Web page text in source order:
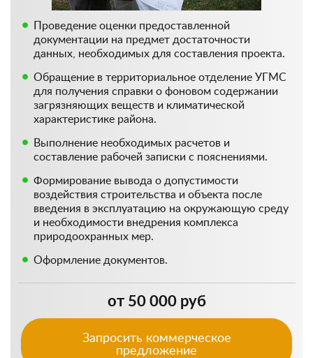
Проведение оценки предоставленной
документации на предмет достаточности
данных, необходимых для составления проекта.
Обращение в территориальное отделение УГМС
для получения справки о фоновом содержании
загрязняющих веществ и климатической
характеристике района.
Выполнение необходимых расчетов и
составление рабочей записки с пояснениями.
Формирование вывода о допустимости
воздействия строительства и объекта после
введения в эксплуатацию на окружающую среду
и необходимости внедрения комплекса
природоохранных мер.
Оформление документов.
от 50 000 руб
Запросить коммерческое
предложение